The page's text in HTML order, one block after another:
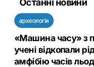
археологія
«Машина часу» з
учені відкопали
амфібію часів